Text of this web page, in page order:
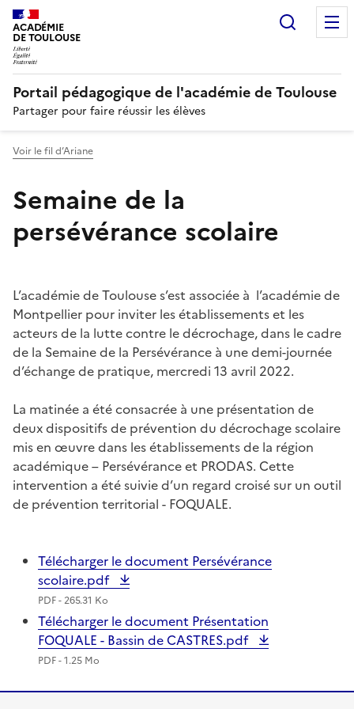
ACADÉMIE
DE TOULOUSE
Portail pédagogique de l'académie de Toulouse
Partager pour faire réussir les élèves
Voir le fil d’Ariane
Semaine de la
persévérance scolaire
L’académie de Toulouse s’est associée à l’académie de
Montpellier pour inviter les établissements et les
acteurs de la lutte contre le décrochage, dans le cadre
de la Semaine de la Persévérance à une demi-journée
d’échange de pratique, mercredi 13 avril 2022.
La matinée a été consacrée à une présentation de
deux dispositifs de prévention du décrochage scolaire
mis en œuvre dans les établissements de la région
académique – Persévérance et PRODAS. Cette
intervention a été suivie d’un regard croisé sur un outil
de prévention territorial - FOQUALE.
Télécharger le document Persévérance
scolaire.pdf
PDF - 265.31 Ko
Télécharger le document Présentation
FOQUALE - Bassin de CASTRES.pdf
PDF - 1.25 Mo